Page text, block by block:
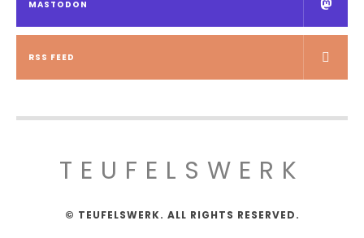
MASTODON
RSS FEED
TEUFELSWERK
© TEUFELSWERK. ALL RIGHTS RESERVED.